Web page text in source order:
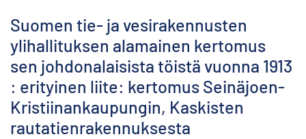
Suomen tie- ja vesirakennusten
ylihallituksen alamainen kertomus
sen johdonalaisista töistä vuonna 1913
: erityinen liite: kertomus Seinäjoen-
Kristiinankaupungin, Kaskisten
rautatienrakennuksesta